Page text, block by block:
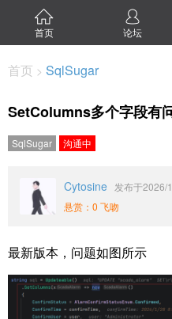
首页 论坛
首页 > SqlSugar
SetColumns多个字段有
SqlSugar 沟通中
Cytosine 发布于2026/
悬赏：0 飞吻
最新版本，问题如图所示